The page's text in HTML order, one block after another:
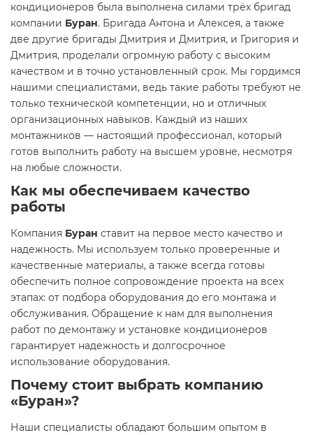
кондиционеров была выполнена силами трёх бригад
компании Буран. Бригада Антона и Алексея, а также
две другие бригады Дмитрия и Дмитрия, и Григория и
Дмитрия, проделали огромную работу с высоким
качеством и в точно установленный срок. Мы гордимся
нашими специалистами, ведь такие работы требуют не
только технической компетенции, но и отличных
организационных навыков. Каждый из наших
монтажников — настоящий профессионал, который
готов выполнить работу на высшем уровне, несмотря
на любые сложности.
Как мы обеспечиваем качество
работы
Компания Буран ставит на первое место качество и
надежность. Мы используем только проверенные и
качественные материалы, а также всегда готовы
обеспечить полное сопровождение проекта на всех
этапах: от подбора оборудования до его монтажа и
обслуживания. Обращение к нам для выполнения
работ по демонтажу и установке кондиционеров
гарантирует надежность и долгосрочное
использование оборудования.
Почему стоит выбрать компанию
«Буран»?
Наши специалисты обладают большим опытом в